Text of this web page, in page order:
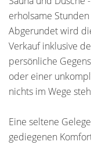
erholsame
Abgerundet wird
Verkauf inklusive
persönliche
oder einer
nichts im Wege
Eine seltene
gediegenen